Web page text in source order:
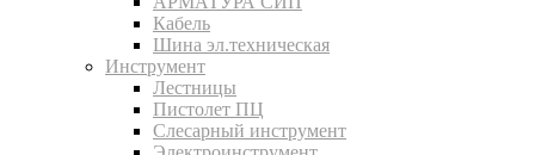
Кабель
Шина эл.техническая
Инструмент
Лестницы
Пистолет ПЦ
Слесарный инструмент